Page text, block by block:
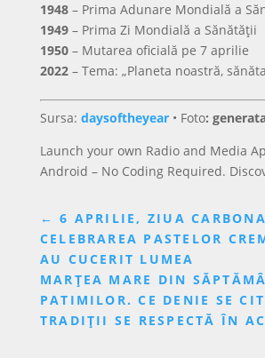
1948– Prima Adunare Mondială a
1949– Prima Zi Mondială a Sănătății
1950– Mutarea oficială pe 7 aprilie
2022– Tema: „Planeta noastră,
Sursa: daysoftheyear• Foto:
Launch your own Radio and Media
Android – No Coding Required.
←6 APRILIE, ZIUA
CELEBRAREA PASTELOR
AU CUCERIT LUMEA
MARȚEA MARE DIN
PATIMILOR. CE DENIE SE
TRADIȚII SE RESPECTĂ ÎN